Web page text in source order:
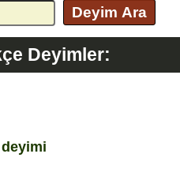
Deyim Ara
Deyimler:
deyimi